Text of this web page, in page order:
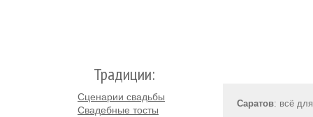
Традиции:
Сценарии свадьбы
Свадебные тосты
Саратов: всё